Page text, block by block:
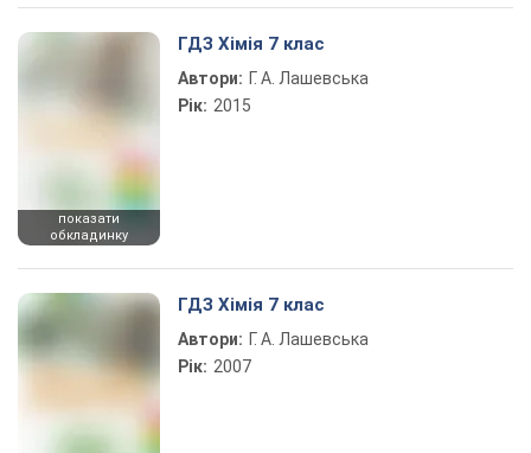
показати
обкладинку
ГДЗ Хімія 7 клас
Автори: Г. А. Лашевська
Рік: 2015
ГДЗ Хімія 7 клас
Автори: Г. А. Лашевська
Рік: 2007